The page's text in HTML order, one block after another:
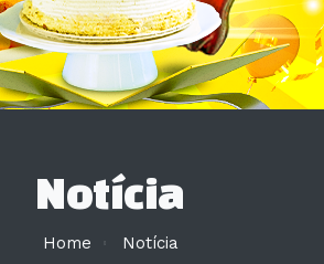
Notícia
Home Notícia